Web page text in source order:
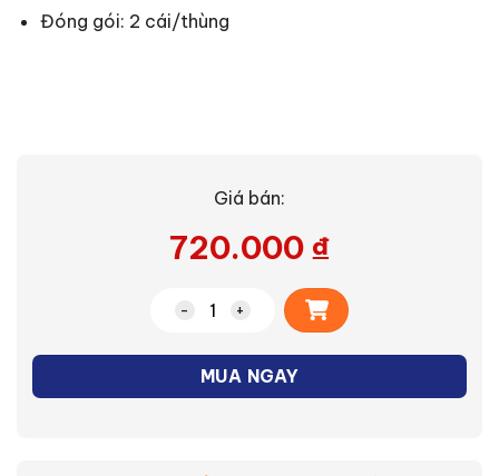
Đóng gói: 2 cái/thùng
Giá bán:
720.000 ₫
Quạt treo cơ Nanoco NWF1614GR
MUA NGAY
Alternative: